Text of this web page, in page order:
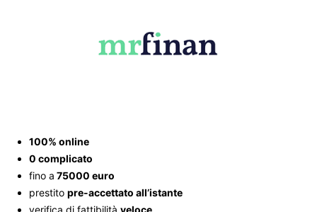
100% online
0 complicato
fino a 75000 euro
prestito pre-accettato all’istante
verifica di fattibilità veloce